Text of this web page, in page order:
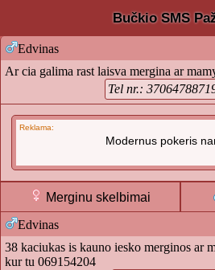
Bučkio SMS
Edvinas
Ar cia galima rast laisva mergina ar
Tel nr.:
Reklama:
Modernus pokeris
Merginu skelbimai
Edvinas
38 kaciukas is kauno iesko merginos ar
kur tu 069154204